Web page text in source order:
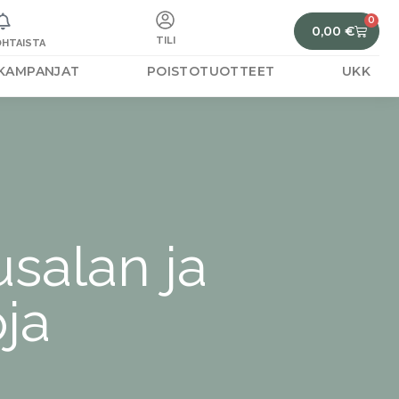
TILI
0,00 €
0
POISTOTUOTTEET UKK
ja